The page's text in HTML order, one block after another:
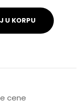
U KORPU
cene